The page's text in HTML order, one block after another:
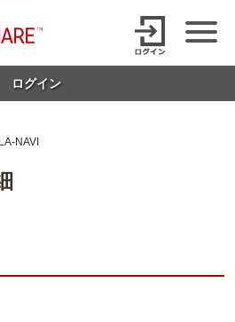
ィリエイトならリンクシェア・ジャパ
ログイン
NAVI